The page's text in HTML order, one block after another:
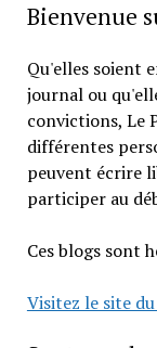
Bienvenue
Qu'elles soient
journal ou
convictions, Le
différentes
peuvent écrire
participer au
Ces blogs sont
Visitez le site